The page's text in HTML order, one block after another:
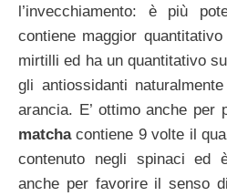
l’invecchiamento: è più
contiene maggior
mirtilli ed ha un quantitativo
gli antiossidanti
arancia. E’ ottimo anche per
matchacontiene 9 volte il
contenuto negli spinaci ed
anche per favorire il senso